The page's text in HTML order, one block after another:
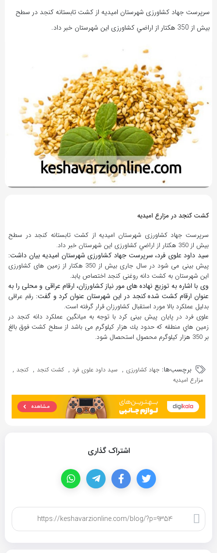
سرپرست جهاد كشاورزی شهرستان اميديه از كشت تابستانه كنجد در سطح
بيش از 350 هكتار از اراضي كشاورزی این شهرستان خبر داد.
كشت كنجد در مزارع اميديه
سرپرست جهاد كشاورزی شهرستان اميديه از كشت تابستانه كنجد در سطح
بيش از 350 هكتار از اراضي كشاورزی این شهرستان خبر داد.
سيد داود علوی فرد، سرپرست جهاد كشاورزی شهرستان اميديه بیان داشت:
پيش بينی می شود در سال جاری بيش از 350 هكتار از زمين های كشاورزی
این شهرستان به كشت دانه روغنی كنجد اختصاص يابد.
وی با اشاره به توزيع نهاده های مور نياز كشاورزان، ارقام عراقی و محلی را به
عنوان ارقام كشت شده كنجد در اين شهرستان عنوان کرد و گفت: رقم عراقی
بدليل عملكرد بالا مورد استقبال كشاورزان قرار گرفته است.
علوی فرد در پايان پيش بينی كرد با توجه به ميانگين عملكرد دانه كنجد در
زمين هاي منطقه كه حدود يك هزار كيلوگرم می باشد از سطح كشت فوق بالغ
بر 350 هزار كيلوگرم محصول استحصال شود.
برچسب‌ها: جهاد کشاورزی , سید داود علوی فرد , کشت کنجد , کنجد ,
مزارع امیدیه
اشتراک گذاری